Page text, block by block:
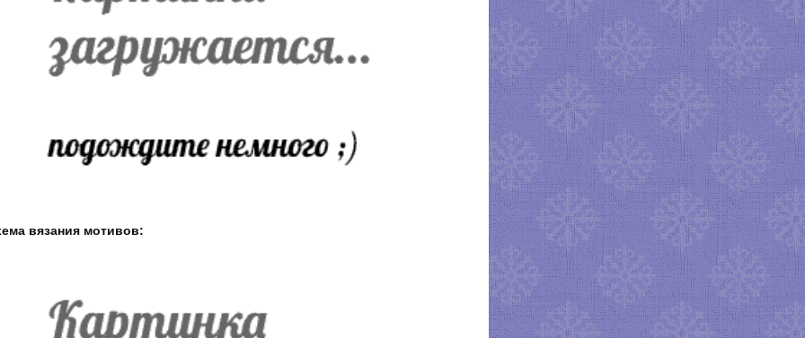
вязания мотивов: